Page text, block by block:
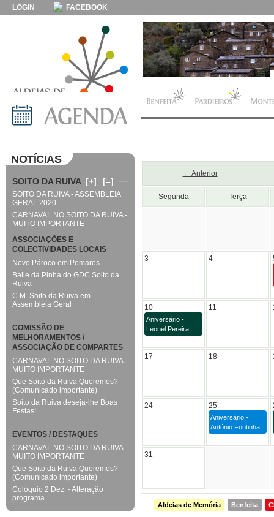
LOGIN FACEBOOK
← Anterior
Segunda Terça
3 4
10
Aniversário -
Leonel Pereira
11
17 18
24 25
Aniversário -
António Fontinha
31
Aldeias de Memória Benfeita
NOTÍCIAS
SOITO DA RUIVA [+] [–]
SOITO DA RUIVA - ASSEMBLEIA
GERAL 2020
CARNAVAL NO SOITO DA RUIVA -
MUITO IMPORTANTE
ASSOCIAÇÕES E
COLECTIVIDADES LOCAIS
Novo Pároco em Pomares
Baile da Pinha do GDC Soito da
Ruiva
C.M. Soito da Ruiva em
Assembleia Geral
COMISSÃO DE
MELHORAMENTOS /
ASSOCIAÇÃO DE COMPARTES
CARNAVAL NO SOITO DA RUIVA -
MUITO IMPORTANTE
Que Soito da Ruiva Queremos?
(Comunicado importante)
Soito da Ruiva deseja-lhe Boas
Festas!
EVENTOS / DESTAQUES
CARNAVAL NO SOITO DA RUIVA -
MUITO IMPORTANTE
Que Soito da Ruiva Queremos?
(Comunicado importante)
Colóquio 2 Dez. - Alteração
programa